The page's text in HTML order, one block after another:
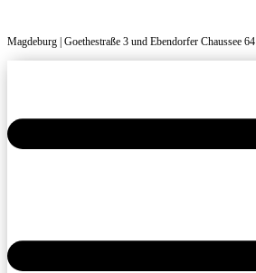
Magdeburg | Goethestraße 3 und Ebendorfer Chaussee 64